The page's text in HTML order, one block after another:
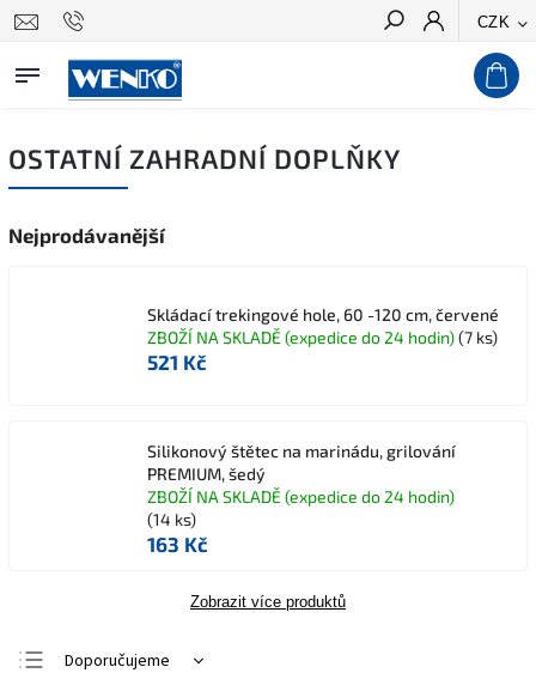
CZK
Hledat
OSTATNÍ ZAHRADNÍ DOPLŇKY
Nejprodávanější
Skládací trekingové hole, 60 -120 cm, červené
ZBOŽÍ NA SKLADĚ (expedice do 24 hodin)(7 ks)
521 Kč
Silikonový štětec na marinádu, grilování
PREMIUM, šedý
ZBOŽÍ NA SKLADĚ (expedice do 24 hodin)
(14 ks)
163 Kč
Zobrazit více produktů
Doporučujeme